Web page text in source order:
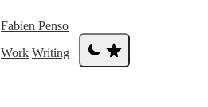
Fabien Penso
Work Writing